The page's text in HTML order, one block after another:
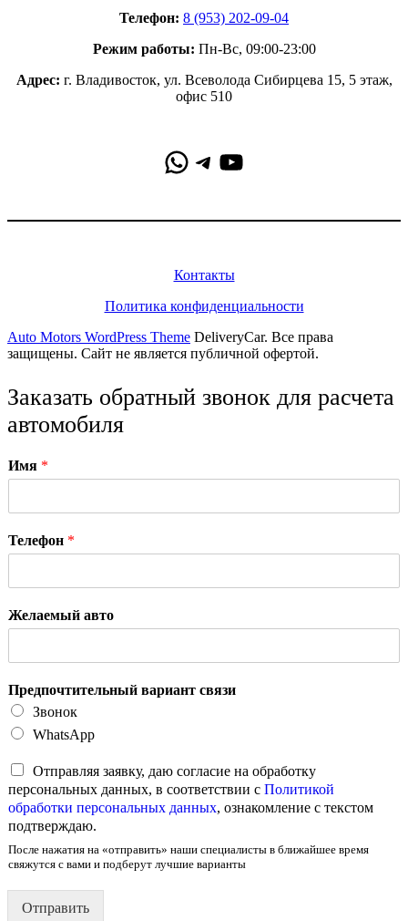
Телефон: 8 (953) 202-09-04
Режим работы: Пн-Вс, 09:00-23:00
Адрес: г. Владивосток, ул. Всеволода Сибирцева 15, 5 этаж,
офис 510
WhatsApp
Telegram
YouTube
Контакты
Политика конфиденциальности
Auto Motors WordPress Theme DeliveryCar. Все права
защищены. Сайт не является публичной офертой.
Заказать обратный звонок для расчета
автомобиля
Имя *
Телефон *
Желаемый авто
Предпочтительный вариант связи
Звонок
WhatsApp
Отправляя заявку, даю согласие на обработку
персональных данных, в соответствии с Политикой
обработки персональных данных, ознакомление с текстом
подтверждаю.
После нажатия на «отправить» наши специалисты в ближайшее время
свяжутся с вами и подберут лучшие варианты
Отправить